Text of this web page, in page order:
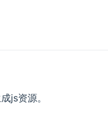
js资源。